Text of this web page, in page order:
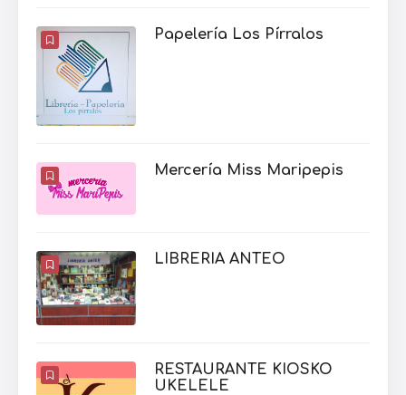
Papelería Los Pírralos
Mercería Miss Maripepis
LIBRERIA ANTEO
RESTAURANTE KIOSKO
UKELELE